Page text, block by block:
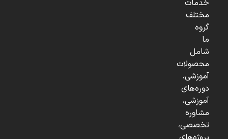
خدمات
مختلف
گروه
ما
شامل
محصولات
آموزشی،
دوره‌های
آموزشی،
مشاوره
تخصصی،